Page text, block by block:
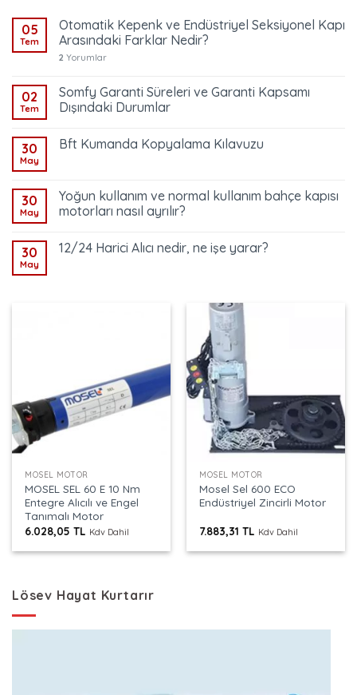
05
Tem
Otomatik Kepenk ve Endüstriyel Seksiyonel Kapı
Arasındaki Farklar Nedir?
2 Yorumlar
02
Tem
Somfy Garanti Süreleri ve Garanti Kapsamı
Dışındaki Durumlar
30
May
Bft Kumanda Kopyalama Kılavuzu
30
May
Yoğun kullanım ve normal kullanım bahçe kapısı
motorları nasıl ayrılır?
30
May
12/24 Harici Alıcı nedir, ne işe yarar?
MOSEL MOTOR
MOSEL SEL 60 E 10 Nm
Entegre Alıcılı ve Engel
Tanımalı Motor
6.028,05TL Kdv Dahil
MOSEL MOTOR
Mosel Sel 600 ECO
Endüstriyel Zincirli Motor
7.883,31TL Kdv Dahil
Lösev Hayat Kurtarır